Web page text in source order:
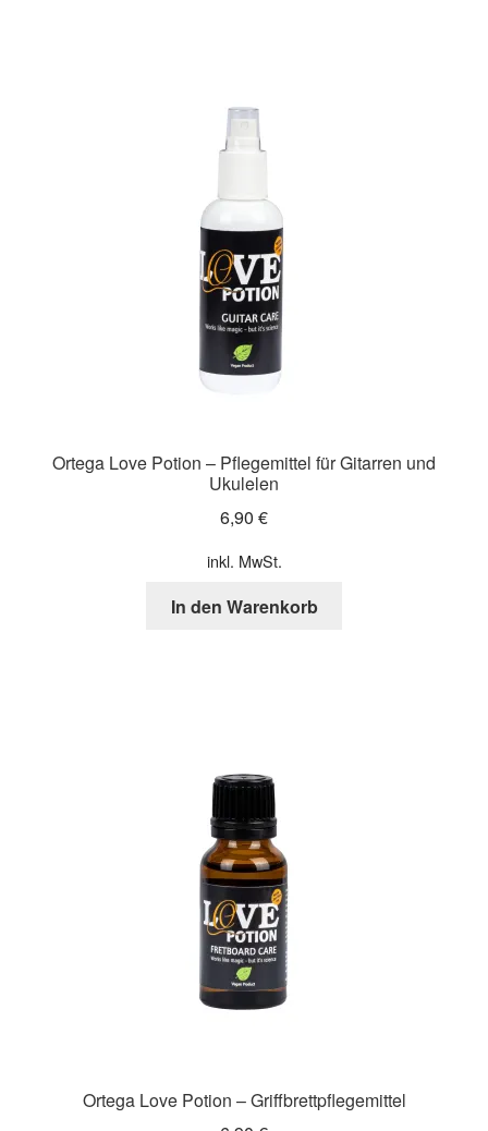
Ortega Love Potion – Pflegemittel für Gitarren und
Ukulelen
6,90 €
inkl. MwSt.
In den Warenkorb
Ortega Love Potion – Griffbrettpflegemittel